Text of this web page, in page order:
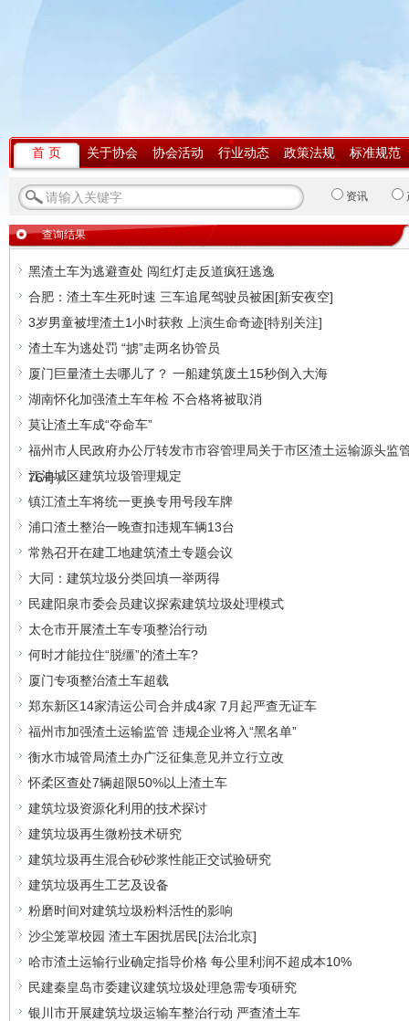
首 页 关于协会 协会活动 行业动态 政策法规 标准规范
资讯
查询结果
黑渣土车为逃避查处 闯红灯走反道疯狂逃逸
合肥：渣土车生死时速 三车追尾驾驶员被困[新安夜空]
3岁男童被埋渣土1小时获救 上演生命奇迹[特别关注]
渣土车为逃处罚 “掳”走两名协管员
厦门巨量渣土去哪儿了？ 一船建筑废土15秒倒入大海
湖南怀化加强渣土车年检 不合格将被取消
莫让渣土车成“夺命车”
福州市人民政府办公厅转发市市容管理局关于市区渣土运输源头监
76号）
江油城区建筑垃圾管理规定
镇江渣土车将统一更换专用号段车牌
浦口渣土整治一晚查扣违规车辆13台
常熟召开在建工地建筑渣土专题会议
大同：建筑垃圾分类回填一举两得
民建阳泉市委会员建议探索建筑垃圾处理模式
太仓市开展渣土车专项整治行动
何时才能拉住“脱缰”的渣土车?
厦门专项整治渣土车超载
郑东新区14家清运公司合并成4家 7月起严查无证车
福州市加强渣土运输监管 违规企业将入“黑名单”
衡水市城管局渣土办广泛征集意见并立行立改
怀柔区查处7辆超限50%以上渣土车
建筑垃圾资源化利用的技术探讨
建筑垃圾再生微粉技术研究
建筑垃圾再生混合砂砂浆性能正交试验研究
建筑垃圾再生工艺及设备
粉磨时间对建筑垃圾粉料活性的影响
沙尘笼罩校园 渣土车困扰居民[法治北京]
哈市渣土运输行业确定指导价格 每公里利润不超成本10%
民建秦皇岛市委建议建筑垃圾处理急需专项研究
银川市开展建筑垃圾运输车整治行动 严查渣土车